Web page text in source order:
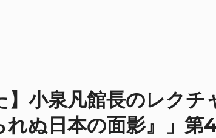
】小泉凡館長のレクチ
れぬ日本の面影』」第